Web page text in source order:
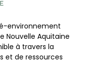
environnement
Nouvelle Aquitaine
à travers la
et de ressources